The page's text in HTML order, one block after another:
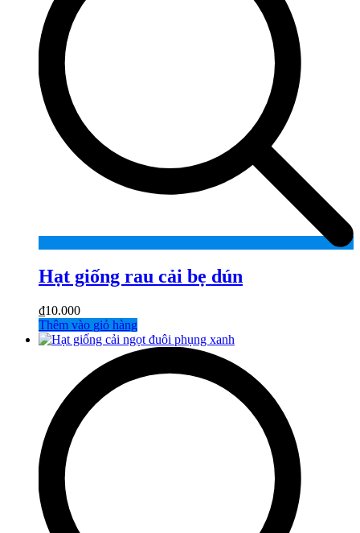
Hạt giống rau cải bẹ dún
₫10.000
Thêm vào giỏ hàng